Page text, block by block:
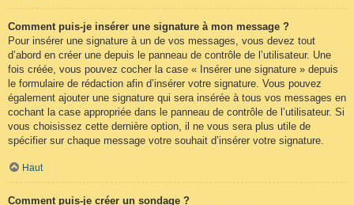
Comment puis-je insérer une signature à mon message ?
Pour insérer une signature à un de vos messages, vous devez tout
d’abord en créer une depuis le panneau de contrôle de l’utilisateur. Une
fois créée, vous pouvez cocher la case « Insérer une signature » depuis
le formulaire de rédaction afin d’insérer votre signature. Vous pouvez
également ajouter une signature qui sera insérée à tous vos messages en
cochant la case appropriée dans le panneau de contrôle de l’utilisateur. Si
vous choisissez cette dernière option, il ne vous sera plus utile de
spécifier sur chaque message votre souhait d’insérer votre signature.
Haut
Comment puis-je créer un sondage ?